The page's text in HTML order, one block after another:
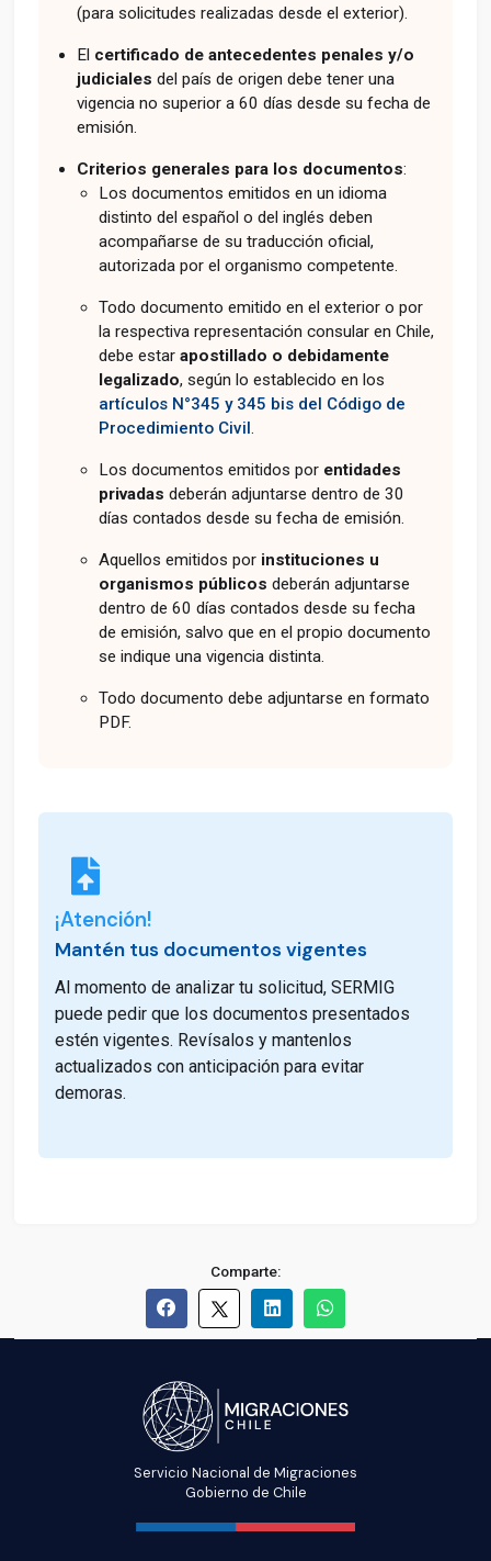
(para solicitudes realizadas desde el exterior).
El certificado de antecedentes penales y/o
judiciales del país de origen debe tener una
vigencia no superior a 60 días desde su fecha de
emisión.
Criterios generales para los documentos:
Los documentos emitidos en un idioma
distinto del español o del inglés deben
acompañarse de su traducción oficial,
autorizada por el organismo competente.
Todo documento emitido en el exterior o por
la respectiva representación consular en Chile,
debe estarapostillado o debidamente
legalizado, según lo establecido en los
artículos N°345 y 345 bis del Código de
Procedimiento Civil.
Los documentos emitidos por entidades
privadas deberán adjuntarse dentro de 30
días contados desde su fecha de emisión.
Aquellos emitidos por instituciones u
organismos públicos deberán adjuntarse
dentro de 60 días contados desde su fecha
de emisión, salvo que en el propio documento
se indique una vigencia distinta.
Todo documento debe adjuntarse en formato
PDF.
¡Atención!
Mantén tus documentos vigentes
Al momento de analizar tu solicitud, SERMIG
puede pedir que los documentos presentados
estén vigentes. Revísalos y mantenlos
actualizados con anticipación para evitar
demoras.
Comparte:
Servicio Nacional de Migraciones
Gobierno de Chile